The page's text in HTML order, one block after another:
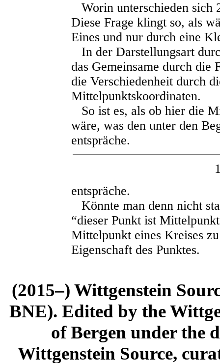
Worin unterschieden sich
Diese Frage klingt so, als
Eines und nur durch eine
In der Darstellungsart
das Gemeinsame durch die
die Verschiedenheit durch
Mittelpunktskoordinaten.
So ist es, als ob hier die
wäre, was den unter den
entspräche.
entspräche.
Könnte man denn nicht
“dieser Punkt ist
Mittelpunkt eines Kreises
Eigenschaft des Punktes.
(2015–) Wittgenstein
BNE). Edited by the
of Bergen under the
Wittgenstein Source,